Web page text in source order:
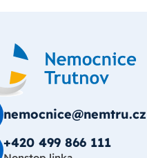
nemocnice@nemtru.cz
+420 499 8­66 111